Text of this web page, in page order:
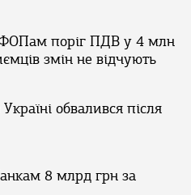
ФОПам поріг ПДВ у 4 млн
змін не відчують
обвалився після
8 млрд грн за